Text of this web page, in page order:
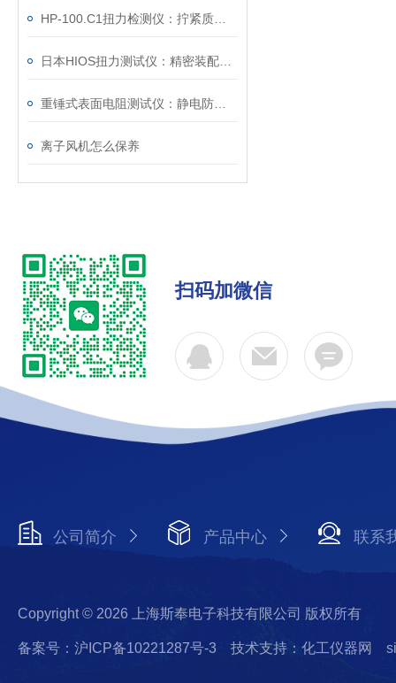
离子风机怎么保养
扫码加微信
公司简介 产品中心 联系
Copyright © 2026 上海斯奉电子科技有限公司 版权所有
备案号：沪ICP备10221287号-3 技术支持：化工仪器网